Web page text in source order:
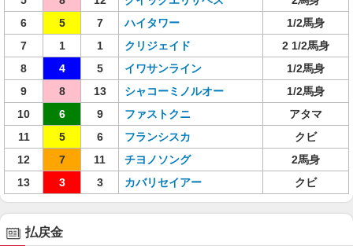
6
5 7 ハイタワー
1/2馬身
7
1 1 クリジェイド
2 1/2馬身
8
4 5 イワサンライン
1/2馬身
9
8 13 シャコーミノルオー
1/2馬身
10
6 9 ファストクニ
アタマ
11
5 6 フランシスカ
クビ
12
7 11 チヨノソング
2馬身
13
3 3 カバリセイアー クビ
払戻金